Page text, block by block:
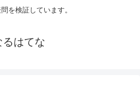
を検証しています。
るはてな